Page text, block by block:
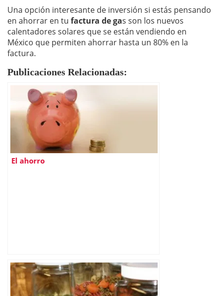
Una opción interesante de inversión si estás pensando
en ahorrar en tu factura de gas son los nuevos
calentadores solares que se están vendiendo en
México que permiten ahorrar hasta un 80% en la
factura.
Publicaciones Relacionadas:
El ahorro